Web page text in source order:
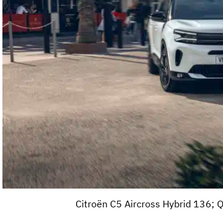
Citroën C5 Aircross Hybrid 136;